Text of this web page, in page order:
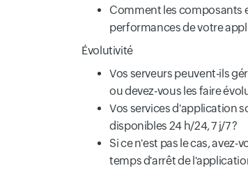
Comment les composants
performances de votre
Évolutivité
Vos serveurs peuvent-ils
ou devez-vous les faire
Vos services d'application
disponibles 24 h/24, 7 j/7 ?
Si ce n'est pas le cas, avez-
temps d'arrêt de